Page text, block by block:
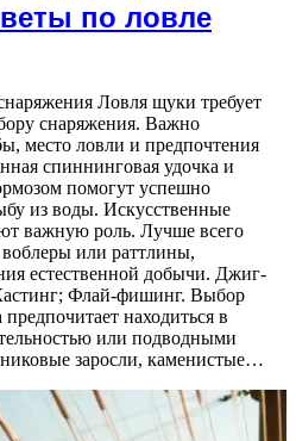
по ловле
Ловля щуки требует
снаряжения. Важно
место ловли и предпочтения
спиннинговая удочка и
помогут успешно
из воды. Искусственные
важную роль. Лучше всего
или раттлины,
естественной добычи. Джиг-
Флай-фишинг. Выбор
находиться в
или подводными
заросли, каменистые…